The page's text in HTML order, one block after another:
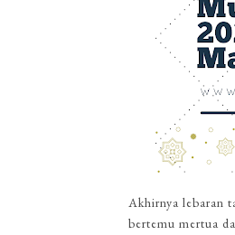
Akhirnya lebaran
bertemu mertua